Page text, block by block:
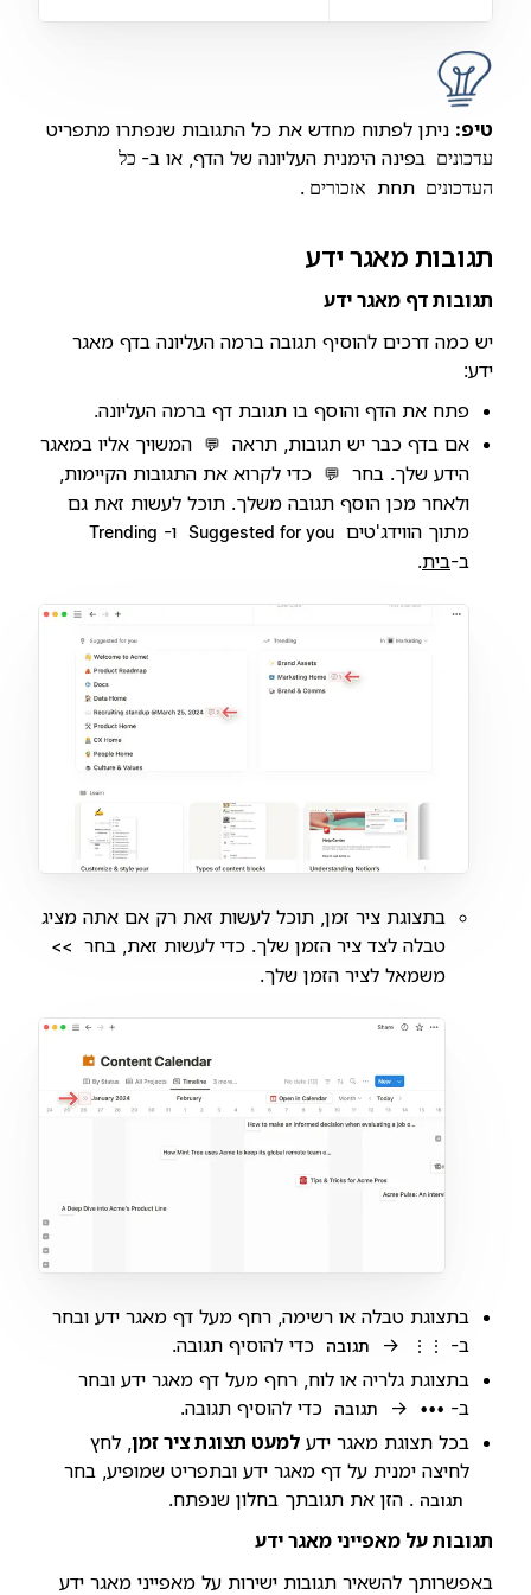
טיפ: ניתן לפתוח מחדש את כל התגובות שנפתרו מתפריט
עדכונים בפינה הימנית העליונה של הדף, או ב- כל
העדכונים תחת אזכורים .
תגובות מאגר ידע
תגובות דף מאגר ידע
יש כמה דרכים להוסיף תגובה ברמה העליונה בדף מאגר
ידע:
פתח את הדף והוסף בו תגובת דף ברמה העליונה.
אם בדף כבר יש תגובות, תראה
💬
המשויך אליו במאגר
הידע שלך. בחר
💬
כדי לקרוא את התגובות הקיימות,
ולאחר מכן הוסף תגובה משלך. תוכל לעשות זאת גם
מתוך הווידג'טים Suggested for you ו- Trending
ב-בית.
בתצוגת ציר זמן, תוכל לעשות זאת רק אם אתה מציג
טבלה לצד ציר הזמן שלך. כדי לעשות זאת, בחר
>>
משמאל לציר הזמן שלך.
בתצוגת טבלה או רשימה, רחף מעל דף מאגר ידע ובחר
ב-
⋮⋮
→ תגובה כדי להוסיף תגובה.
בתצוגת גלריה או לוח, רחף מעל דף מאגר ידע ובחר
ב- •••
→ תגובה כדי להוסיף תגובה.
בכל תצוגת מאגר ידע למעט תצוגת ציר זמן , לחץ
לחיצה ימנית על דף מאגר ידע ובתפריט שמופיע, בחר
תגובה . הזן את תגובתך בחלון שנפתח.
תגובות על מאפייני מאגר ידע
באפשרותך להשאיר תגובות ישירות על מאפייני מאגר ידע